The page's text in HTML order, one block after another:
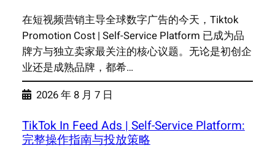
在短视频营销主导全球数字广告的今天，Tiktok
Promotion Cost | Self-Service Platform 已成为品
牌方与独立卖家最关注的核心议题。无论是初创企
业还是成熟品牌，都希…
2026 年 8 月 7 日
TikTok In Feed Ads | Self-Service Platform:
完整操作指南与投放策略